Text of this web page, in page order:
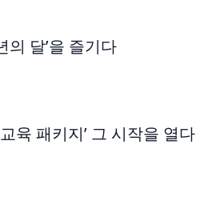
의 달’을 즐기다
육 패키지’ 그 시작을 열다